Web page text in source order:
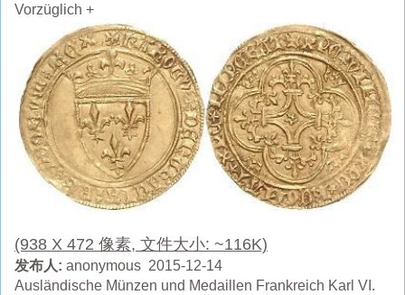
Vorzüglich +
(938 X 472 像素, 文件大小: ~116K)
发布人: anonymous 2015-12-14
Ausländische Münzen und Medaillen Frankreich Karl VI.